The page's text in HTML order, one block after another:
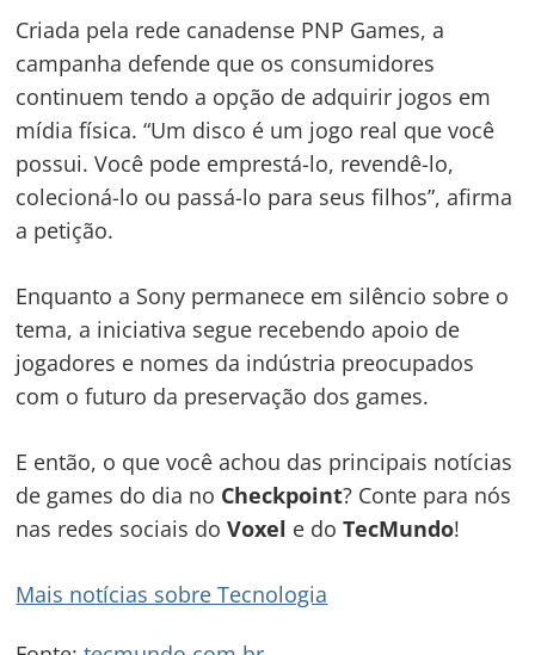
Criada pela rede canadense PNP Games, a
campanha defende que os consumidores
continuem tendo a opção de adquirir jogos em
mídia física. “Um disco é um jogo real que você
possui. Você pode emprestá-lo, revendê-lo,
colecioná-lo ou passá-lo para seus filhos”, afirma
a petição.
Enquanto a Sony permanece em silêncio sobre o
tema, a iniciativa segue recebendo apoio de
jogadores e nomes da indústria preocupados
com o futuro da preservação dos games.
E então, o que você achou das principais notícias
de games do dia no Checkpoint? Conte para nós
nas redes sociais doVoxel e doTecMundo!
Mais notícias sobre Tecnologia